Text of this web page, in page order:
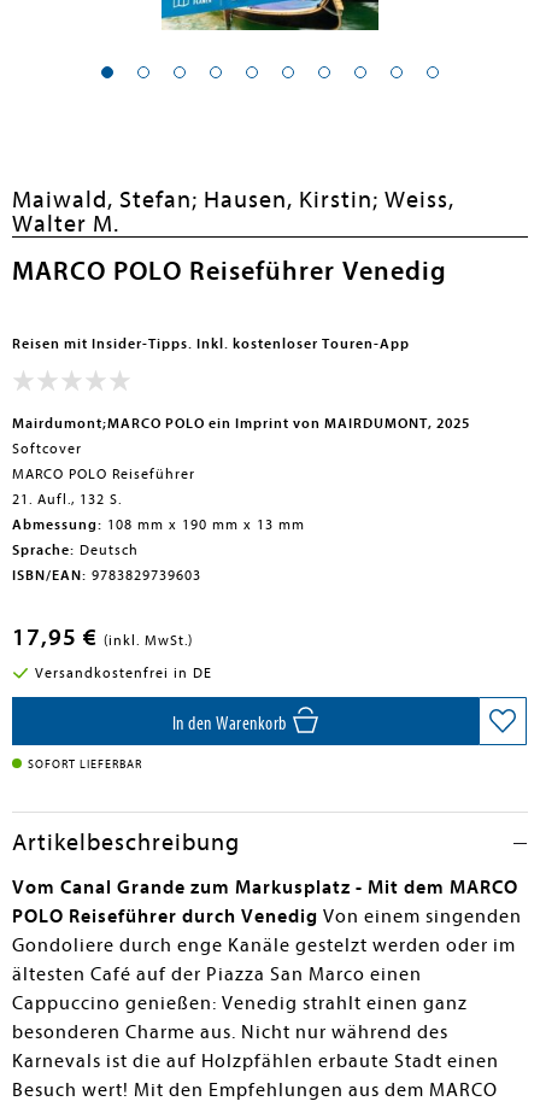
Maiwald, Stefan; Hausen, Kirstin; Weiss,
Walter M.
MARCO POLO Reiseführer Venedig
Reisen mit Insider-Tipps. Inkl. kostenloser Touren-App
Mairdumont;MARCO POLO ein Imprint von MAIRDUMONT, 2025
Softcover
MARCO POLO Reiseführer
21. Aufl., 132 S.
Abmessung: 108 mm x 190 mm x 13 mm
Sprache: Deutsch
ISBN/EAN: 9783829739603
17,95 € (inkl. MwSt.)
Versandkostenfrei in DE
In den Warenkorb
SOFORT LIEFERBAR
Artikelbeschreibung
Vom Canal Grande zum Markusplatz - Mit dem MARCO
POLO Reiseführer durch Venedig Von einem singenden
Gondoliere durch enge Kanäle gestelzt werden oder im
ältesten Café auf der Piazza San Marco einen
Cappuccino genießen: Venedig strahlt einen ganz
besonderen Charme aus. Nicht nur während des
Karnevals ist die auf Holzpfählen erbaute Stadt einen
Besuch wert! Mit den Empfehlungen aus dem MARCO